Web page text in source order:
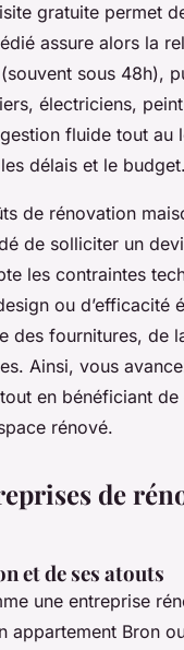
gratuite permet
assure alors la
sous 48h),
électriciens,
fluide tout au
délais et le
de rénovation
de solliciter un
les contraintes
ou d’efficacité
des fournitures, de
Ainsi, vous
en bénéficiant
rénové.
de
et de ses atouts
une entreprise
Bron